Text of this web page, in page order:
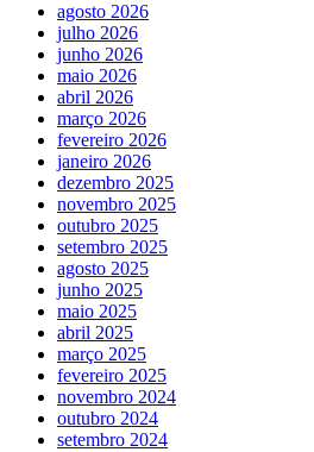
agosto 2026
julho 2026
junho 2026
maio 2026
abril 2026
março 2026
fevereiro 2026
janeiro 2026
dezembro 2025
novembro 2025
outubro 2025
setembro 2025
agosto 2025
junho 2025
maio 2025
abril 2025
março 2025
fevereiro 2025
novembro 2024
outubro 2024
setembro 2024